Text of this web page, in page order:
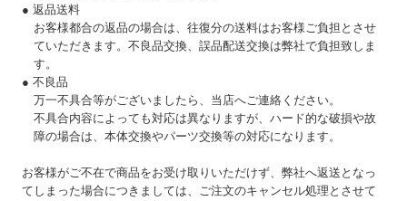
● 返品送料
お客様都合の返品の場合は、往復分の送料はお客様ご負担とさせ
ていただきます。不良品交換、誤品配送交換は弊社で負担致しま
す。
● 不良品
万一不具合等がございましたら、当店へご連絡ください。
不具合内容によっても対応は異なりますが、ハード的な破損や故
障の場合は、本体交換やパーツ交換等の対応になります。
お客様がご不在で商品をお受け取りいただけず、弊社へ返送となっ
てしまった場合につきましては、ご注文のキャンセル処理とさせて